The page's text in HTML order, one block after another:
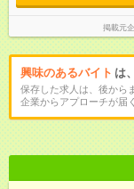
掲載元
興味のあるバイト は
保存した求人は、後から
企業からアプローチが届